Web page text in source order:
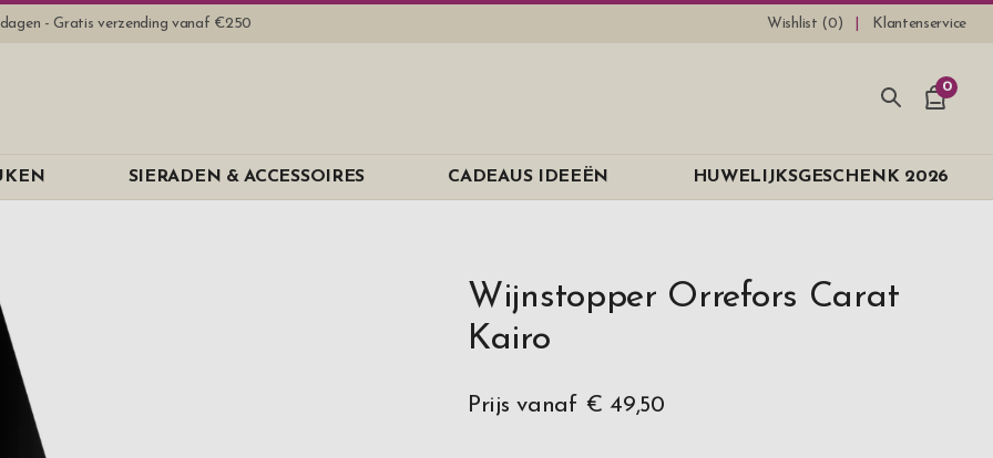
- Gratis verzending vanaf €250 Wishlist (0) Klantenservice
0
SIERADEN & ACCESSOIRES CADEAUS IDEEËN HUWELIJKSGESCHENK 2026
Wijnstopper Orrefors Carat
Kairo
Prijs vanaf € 49,50